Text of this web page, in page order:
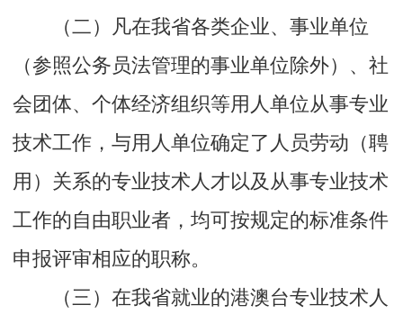
（二）凡在我省各类企业、事业单位
（参照公务员法管理的事业单位除外）、社
会团体、个体经济组织等用人单位从事专业
技术工作，与用人单位确定了人员劳动（聘
用）关系的专业技术人才以及从事专业技术
工作的自由职业者，均可按规定的标准条件
申报评审相应的职称。
（三）在我省就业的港澳台专业技术人